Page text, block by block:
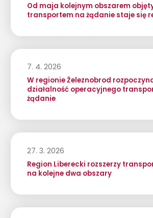
Od maja kolejnym obszarem
transportem na żądanie staje się
7. 4. 2026
W regionie Železnobrod
działalność operacyjnego
żądanie
27. 3. 2026
Region Liberecki rozszerzy
na kolejne dwa obszary